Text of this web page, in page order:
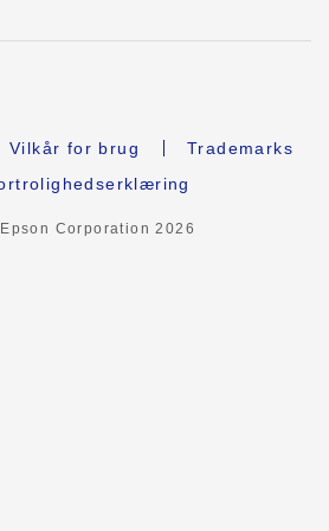
Vilkår for brug
Trademarks
Corporation2026